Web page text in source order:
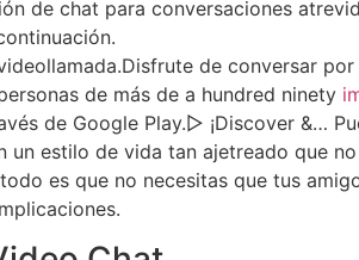
de chat para conversaciones
de conversar
de más de a hundred ninety
de Google Play.▷ ¡Discover &…
estilo de vida tan ajetreado que
es que no necesitas que tus